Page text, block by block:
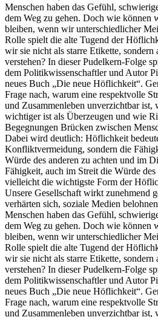
Menschen haben das Gefühl,
dem Weg zu gehen. Doch wie können
bleiben, wenn wir unterschiedlicher
Rolle spielt die alte Tugend der
wir sie nicht als starre Etikette, sondern
verstehen? In dieser Pudelkern-Folge
dem Politikwissenschaftler und Autor
neues Buch „Die neue Höflichkeit“.
Frage nach, warum eine respektvolle
und Zusammenleben unverzichtbar ist,
wichtiger ist als Überzeugen und wie
Begegnungen Brücken zwischen
Dabei wird deutlich: Höflichkeit
Konfliktvermeidung, sondern die
Würde des anderen zu achten und im
Fähigkeit, auch im Streit die Würde des
vielleicht die wichtigste Form der
Unsere Gesellschaft wirkt zunehmend
verhärten sich, soziale Medien
Menschen haben das Gefühl,
dem Weg zu gehen. Doch wie können
bleiben, wenn wir unterschiedlicher
Rolle spielt die alte Tugend der
wir sie nicht als starre Etikette, sondern
verstehen? In dieser Pudelkern-Folge
dem Politikwissenschaftler und Autor
neues Buch „Die neue Höflichkeit“.
Frage nach, warum eine respektvolle
und Zusammenleben unverzichtbar ist,